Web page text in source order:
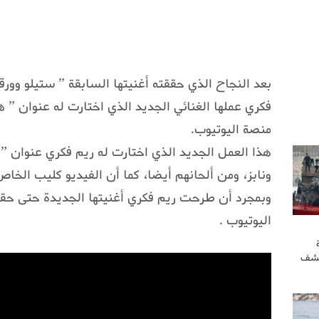
بعد النجاح الذي حققته أغنيتها السابقة ” ستيلو
فكري عملها الغنائي الجديد الذي اختارت له عنوان
منصة اليوتيوب.
هذا العمل الجديد الذي اختارت له ريم فكري
ونابز، ومن ألحانهم أيضا، كما أن الفيديو كليب
وبمجرد أن طرحت ريم فكري أغنيتها الجديدة حتى
اليوتيوب .